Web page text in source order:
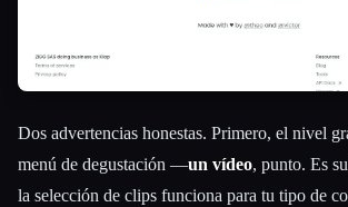
Dos advertencias honestas. Primero, el nivel
menú de degustación —un vídeo, punto. Es
la selección de clips funciona para tu tipo de